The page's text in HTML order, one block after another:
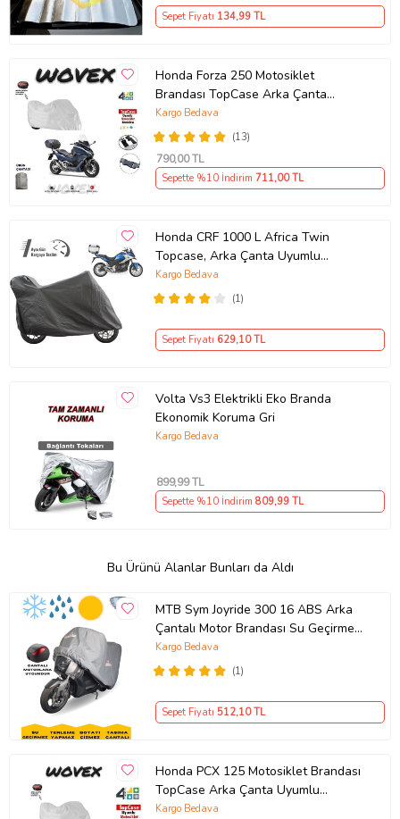
Sepet Fiyatı 134,99 TL
Honda Forza 250 Motosiklet
Brandası TopCase Arka Çanta
Uyumlu Branda,Örtü
(13)
Kargo Bedava
790,00 TL
Sepette %10 İndirim 711,00 TL
Honda CRF 1000 L Africa Twin
Topcase, Arka Çanta Uyumlu
Motosiklet Branda, Motor Örtüsü ,
Çadır
(1)
Kargo Bedava
Sepet Fiyatı 629,10 TL
Volta Vs3 Elektrikli Eko Branda
Ekonomik Koruma Gri
Kargo Bedava
899,99 TL
Sepette %10 İndirim 809,99 TL
Bu Ürünü Alanlar Bunları da Aldı
MTB Sym Joyride 300 16 ABS Arka
Çantalı Motor Brandası Su Geçirmez
Motosiklet Örtüsü
(1)
Kargo Bedava
Sepet Fiyatı 512,10 TL
Honda PCX 125 Motosiklet Brandası
TopCase Arka Çanta Uyumlu
Branda,Örtü
Kargo Bedava